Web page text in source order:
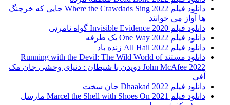
دانلود فیلم Where the Crawdads Sing 2022 جایی که خرچنگ
ها آواز می خوانند
دانلود فیلم 2020 Invisible Evidence گواه نامرئی
دانلود فیلم One Way 2022 یک طرفه
دانلود فیلم All Hail 2022 زنده باد
دانلود مستند Running with the Devil: The Wild World of
John McAfee 2022 دویدن با شیطان : دنیای وحشی جان مک
آفی
دانلود فیلم Dhaakad 2022 جان سخت
دانلود فیلم Marcel the Shell with Shoes On 2021 مارسل